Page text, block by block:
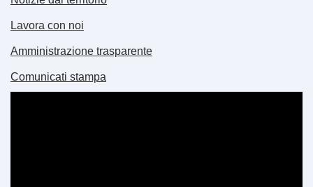
Lavora con noi
Amministrazione trasparente
Comunicati stampa